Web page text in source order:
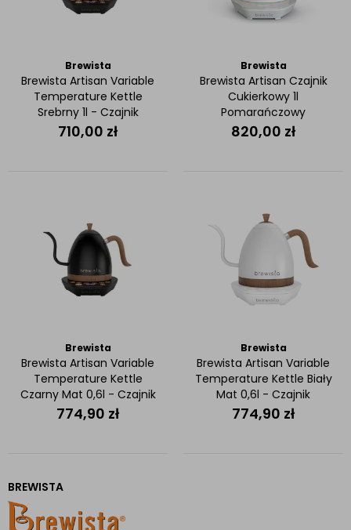
Brewista
Brewista Artisan Variable
Temperature Kettle
Srebrny 1l - Czajnik
elektryczny
710,00 zł
Brewista
Brewista Artisan Czajnik
Cukierkowy 1l
Pomarańczowy
820,00 zł
Brewista
Brewista Artisan Variable
Temperature Kettle
Czarny Mat 0,6l - Czajnik
elektryczny
774,90 zł
Brewista
Brewista Artisan Variable
Temperature Kettle Biały
Mat 0,6l - Czajnik
elektryczny
774,90 zł
BREWISTA